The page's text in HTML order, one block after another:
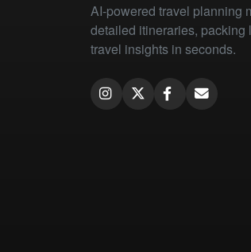
AI-powered travel planning
detailed itineraries, packing
travel insights in seconds.